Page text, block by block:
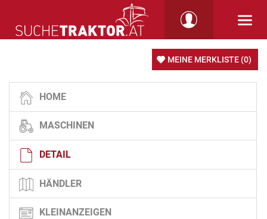
MEINE MERKLISTE (0)
HOME
MASCHINEN
DETAIL
HÄNDLER
KLEINANZEIGEN